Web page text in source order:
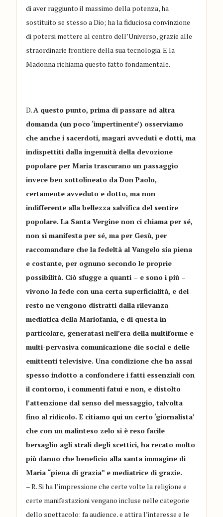
di aver raggiunto il massimo della potenza, ha
sostituito se stesso a Dio; ha la fiduciosa convinzione
di potersi mettere al centro dell’Universo, grazie alle
straordinarie frontiere della sua tecnologia. E la
Madonna richiama questo fatto fondamentale.
D.A questo punto, prima di passare ad altra
domanda (un poco ‘impertinente’) osserviamo
che anche i sacerdoti, magari avveduti e dotti, ma
indispettiti dalla ingenuità della devozione
popolare per Maria trascurano un passaggio
invece ben sottolineato da Don Paolo,
certamente avveduto e dotto, ma non
indifferente alla bellezza salvifica del sentire
popolare. La Santa Vergine non ci chiama per sé,
non si manifesta per sé, ma per Gesù, per
raccomandare che la fedeltà al Vangelo sia piena
e costante, per ognuno secondo le proprie
possibilità. Ciò sfugge a quanti – e sono i più –
vivono la fede con una certa superficialità, e del
resto ne vengono distratti dalla rilevanza
mediatica della Mariofania, e di questa in
particolare, generatasi nell’era della multiforme e
multi-pervasiva comunicazione die social e delle
emittenti televisive. Una condizione che ha assai
spesso indotto a confondere i fatti essenziali con
il contorno, i commenti fatui e non, e distolto
l’attenzione dal senso del messaggio, talvolta
fino al ridicolo. E citiamo qui un certo ‘giornalista’
che con un malinteso zelo si è reso facile
bersaglio agli strali degli scettici, ha recato molto
più danno che beneficio alla santa immagine di
Maria “piena di grazia” e mediatrice di grazie.
– R. Si ha l’impressione che certe volte la religione e
certe manifestazioni vengano incluse nelle categorie
dello spettacolo: fa audience, e attira l’interesse e le